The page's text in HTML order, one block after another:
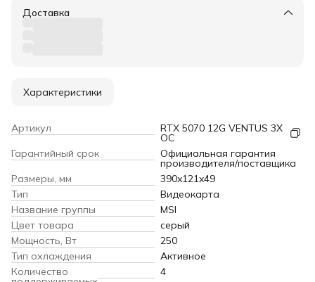
Доставка
Характеристики
Артикул RTX 5070 12G VENTUS 3X
OC
Гарантийный срок
Официальная гарантия
производителя/поставщика
Размеры, мм
390x121x49
Тип
Видеокарта
Название группы
MSI
Цвет товара
серый
Мощность, Вт
250
Тип охлаждения
Активное
Количество
4